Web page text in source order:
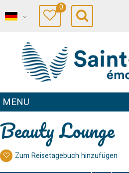
0
MENU
Beauty Lounge
Zum Reisetagebuch hinzufügen